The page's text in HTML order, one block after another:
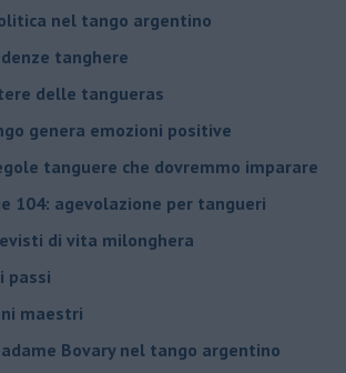
nel tango argentino
tanghere
delle tangueras
genera emozioni positive
tanguere che dovremmo imparare
104: agevolazione per tangueri
di vita milonghera
passi
maestri
Bovary nel tango argentino